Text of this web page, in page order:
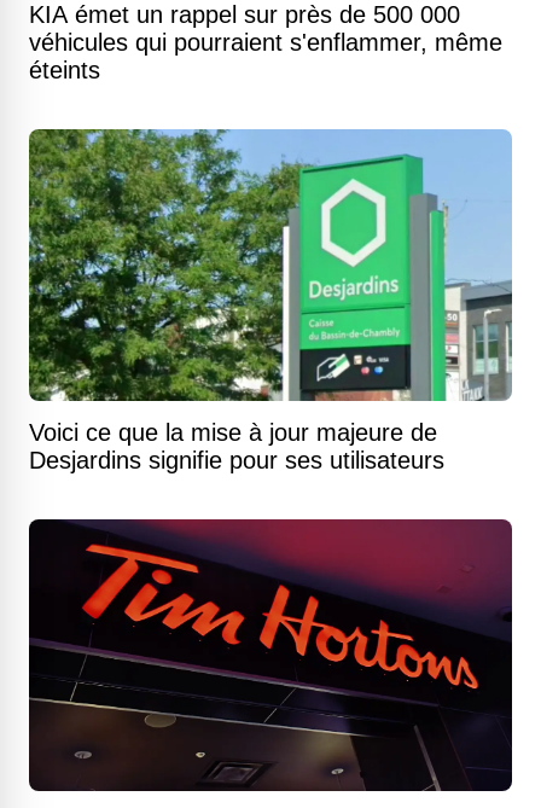
KIA émet un rappel sur près de 500 000
véhicules qui pourraient s'enflammer, même
éteints
Voici ce que la mise à jour majeure de
Desjardins signifie pour ses utilisateurs